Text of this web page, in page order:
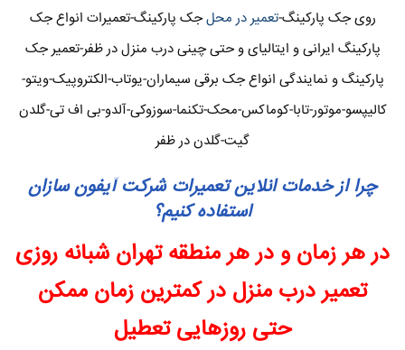
روی جک پارکینگ-تعمیر در محلجک پارکینگ-تعمیرات انواع جک
پارکینگ ایرانی و ایتالیای و حتی چینی درب منزل در ظفر-تعمیر جک
پارکینگ و نمایندگی انواع جک برقی سیماران-یوتاب-الکتروپیک-ویتو-
کالیپسو-موتور-تابا-کوماکس-محک-تکنما-سوزوکی-آلدو-بی اف تی-گلدن
گیت-گلدن در ظفر
چرا از خدمات انلاین تعمیرات شرکت آیفون سازان
استفاده کنیم؟
در هر زمان و در هر منطقه تهران شبانه روزی
تعمیر درب منزل در کمترین زمان ممکن
حتی روزهایی تعطیل